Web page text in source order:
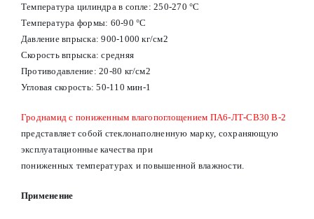
Температура цилиндра в сопле: 250-270 °С
Температура формы: 60-90 °С
Давление впрыска: 900-1000 кг/см2
Скорость впрыска: средняя
Противодавление: 20-80 кг/см2
Угловая скорость: 50-110 мин-1
Гроднамид с пониженным влагопоглощением ПА6-ЛТ-СВ30 В-2
представляет собой стеклонаполненную марку, сохраняющую
эксплуатационные качества при
пониженных температурах и повышенной влажности.
Применение